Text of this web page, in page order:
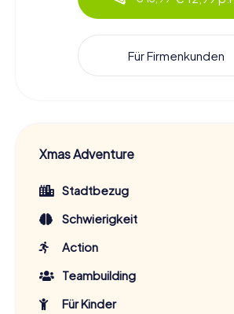
Für Firmenkunden
Xmas Adventure
Stadtbezug
Schwierigkeit
Action
Teambuilding
Für Kinder